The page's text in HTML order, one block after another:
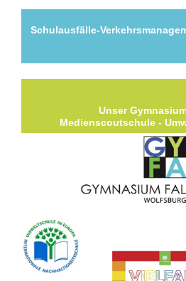
Schulausfälle-
Unser
Medienscoutschule -